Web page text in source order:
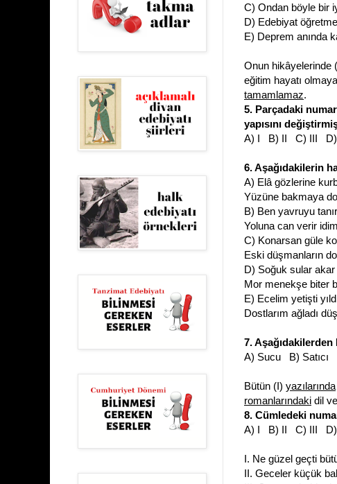
C) Ondan böyle bir
D) Edebiyat
E) Deprem anında
Onun hikâyelerinde
eğitim hayatı
tamamlamaz.
5. Parçadaki
yapısını
A) I B) II C) III
6. Aşağıdakilerin
A) Elâ gözlerine
Yüzüne bakmaya
B) Ben yavruyu
Yoluna can verir idim
C) Konarsan güle
Eski düşmanların
D) Soğuk sular akar
Mor menekşe biter
E) Ecelim yetişti
Dostlarım ağladı
7.
A) Sucu B)
Bütün (I) yazılarında
romanlarındaki dil
8. Cümledeki
A) I B) II C) III
I. Ne güzel geçti
II. Geceler küçük